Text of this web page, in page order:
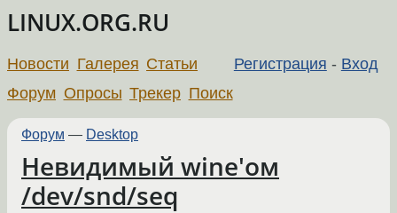
LINUX.ORG.RU
Регистрация - Вход
Новости Галерея Статьи
Форум Опросы Трекер Поиск
Форум — Desktop
Невидимый wine'ом
/dev/snd/seq